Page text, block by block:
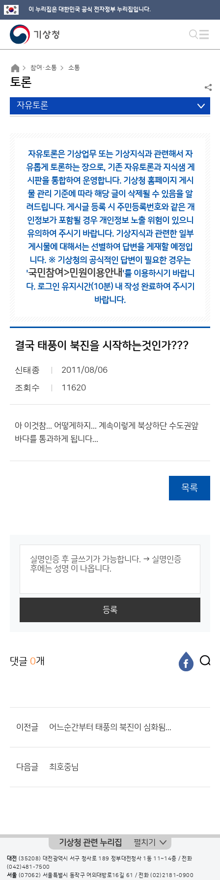
이 누리집은 대한민국 공식 전자정부 누리집입니다.
참여·소통 소통
토론
자유토론
자유토론은 기상업무 또는 기상지식과 관련해서 자
유롭게 토론하는 장으로, 기존 자유토론과 지식샘 게
시판을 통합하여 운영합니다. 기상청 홈페이지 게시
물 관리 기준에 따라 해당 글이 삭제될 수 있음을 알
려드립니다. 게시글 등록 시 주민등록번호와 같은 개
인정보가 포함될 경우 개인정보 노출 위험이 있으니
유의하여 주시기 바랍니다. 기상지식과 관련한 일부
게시물에 대해서는 선별하여 답변을 게재할 예정입
니다. ※ 기상청의 공식적인 답변이 필요한 경우는
'국민참여>민원이용안내 '를 이용하시기 바랍니
다. 로그인 유지시간(10분) 내 작성 완료하여 주시기
바랍니다.
결국 태풍이 북진을 시작하는것인가???
신태종 2011/08/06
조회수 11620
아 이것참... 어떻게하지... 계속이렇게 북상하단 수도권앞
바다를 통과하게 됩니다...
목록
등록
댓글 0개
이전글 어느순간부터 태풍의 북진이 심화됨...
다음글 최호중님
기상청 관련 누리집 펼치기
대전 (35208) 대전광역시 서구 청사로 189 정부대전청사 1동 11~14층 / 전화
(042)481-7500
서울 (07062) 서울특별시 동작구 여의대방로16길 61 / 전화(02)2181-0900